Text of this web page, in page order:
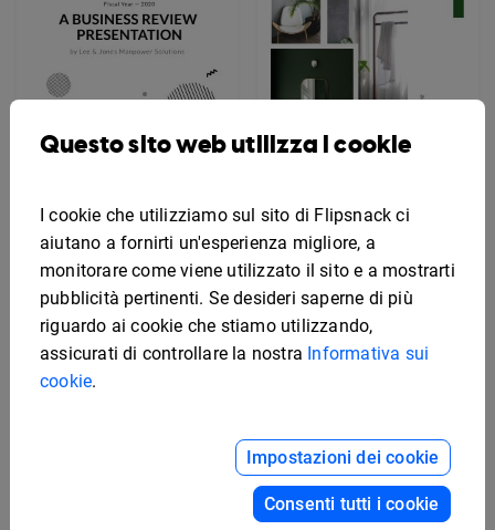
Modello semplice per
Modello grafico
moderno per copertina
di catalogo
Questo sito web utilizza i cookie
I cookie che utilizziamo sul sito di Flipsnack ci
aiutano a fornirti un'esperienza migliore, a
monitorare come viene utilizzato il sito e a mostrarti
pubblicità pertinenti. Se desideri saperne di più
riguardo ai cookie che stiamo utilizzando,
assicurati di controllare la nostra Informativa sui
cookie.
Impostazioni dei cookie
Consenti tutti i cookie